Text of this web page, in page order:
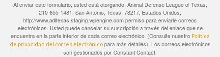
Al enviar este formulario, usted está otorgando: Animal Defense League of Texas,
210-655-1481, San Antonio, Texas, 78217, Estados Unidos,
http://www.adltexas.staging.wpengine.com permiso para enviarle correos
electrónicos. Usted puede cancelar su suscripción a través del enlace que se
encuentra en la parte inferior de cada correo electrónico. (Consulte nuestro Política
de privacidad del correo electrónicopara más detalles). Los correos electrónicos
son gestionados por Constant Contact.